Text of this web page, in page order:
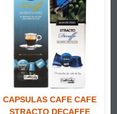
CAPSULAS CAFE CAFE
STRACTO DECAFFE